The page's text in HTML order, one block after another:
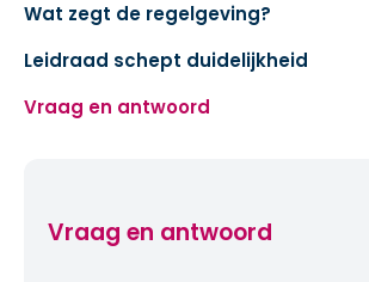
Wat zegt de regelgeving?
Leidraad schept duidelijkheid
Vraag en antwoord
Vraag en antwoord